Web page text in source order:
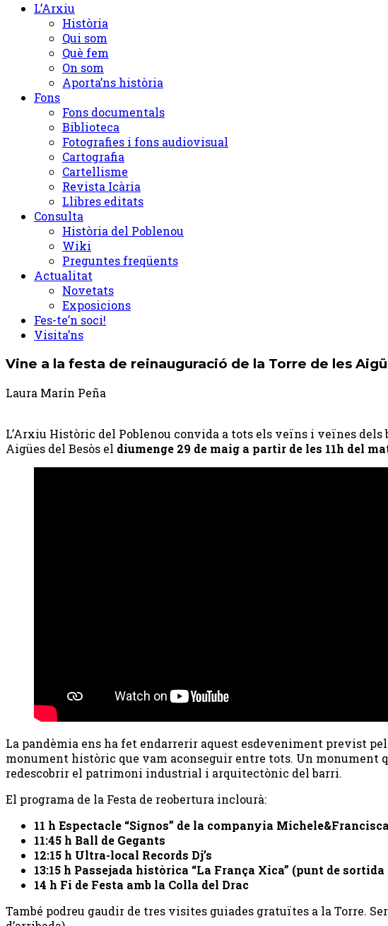
L’Arxiu
Història
Qui som
Què fem
On som
Aporta’ns història
Fons
Fons documentals
Biblioteca
Fotografies i fons audiovisual
Cartografia
Cartellisme
Revista Icària
Llibres editats
Consulta
Història del Poblenou
Wiki
Preguntes freqüents
Actualitat
Novetats
Exposicions
Fes-te’n soci!
Visita’ns
Vine a la festa de reinauguració de la Torre de les
Laura Marín Peña
L’Arxiu Històric del Poblenou convida a tots els veïns i veïnes
Aigües del Besòs el diumenge 29 de maig a partir de les 11h del
La pandèmia ens ha fet endarrerir aquest esdeveniment previst
monument històric que vam aconseguir entre tots. Un monument
redescobrir el patrimoni industrial i arquitectònic del barri.
El programa de la Festa de reobertura inclourà:
11 h Espectacle “Signos” de la companyia Michele&Francisca
11:45 h Ball de Gegants
12:15 h Ultra-local Records Dj’s
13:15 h Passejada històrica “La França Xica” (punt de
14 h Fi de Festa amb la Colla del Drac
També podreu gaudir de tres visites guiades gratuïtes a la Torre.